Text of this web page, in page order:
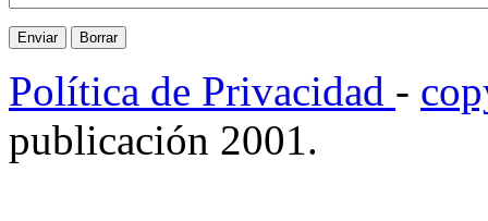
Política de Privacidad -
publicación 2001.